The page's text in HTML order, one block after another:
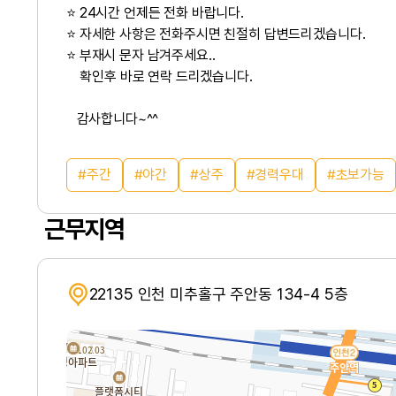
⭐ 24시간 언제든 전화 바랍니다.
⭐ 자세한 사항은 전화주시면 친절히 답변드리겠습니다.
⭐ 부재시 문자 남겨주세요..
확인후 바로 연락 드리겠습니다.
감사합니다~^^
주간 야간 상주 경력우대 초보가능
근무지역
22135 인천 미추홀구 주안동 134-4 5층